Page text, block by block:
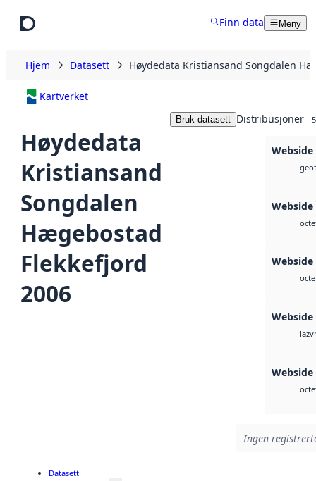
Finn data Meny
Hjem Datasett Høydedata Kristiansand Songdalen
Kartverket
Høydedata
Kristiansand
Songdalen
Hægebostad
Flekkefjord
2006
Bruk datasett Distribusjoner 5
Webside
Webside
Webside
Webside
laz
Webside
Ingen
Datasett